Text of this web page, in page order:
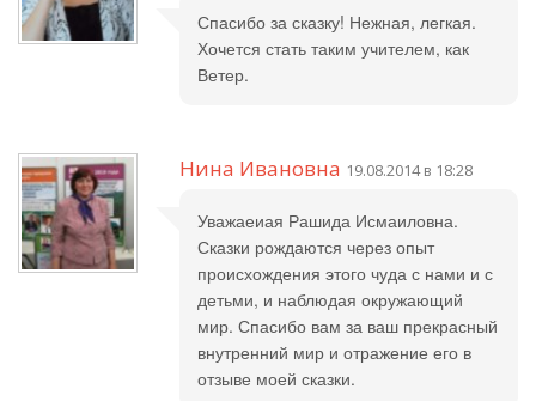
Спасибо за сказку! Нежная, легкая.
Хочется стать таким учителем, как
Ветер.
Нина Ивановна 19.08.2014 в 18:28
Уважаеиая Рашида Исмаиловна.
Сказки рождаются через опыт
происхождения этого чуда с нами и с
детьми, и наблюдая окружающий
мир. Спасибо вам за ваш прекрасный
внутренний мир и отражение его в
отзыве моей сказки.